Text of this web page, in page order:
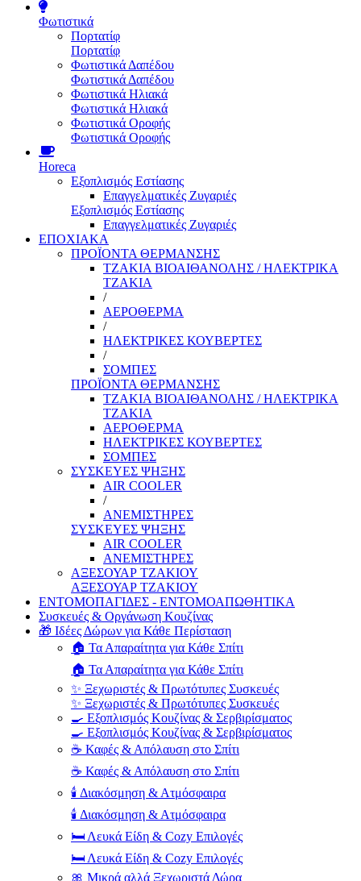
Φωτιστικά
Πορτατίφ
Πορτατίφ
Φωτιστικά Δαπέδου
Φωτιστικά Δαπέδου
Φωτιστικά Ηλιακά
Φωτιστικά Ηλιακά
Φωτιστικά Οροφής
Φωτιστικά Οροφής
Horeca
Εξοπλισμός Εστίασης
Επαγγελματικές Ζυγαριές
Εξοπλισμός Εστίασης
Επαγγελματικές Ζυγαριές
ΕΠΟΧΙΑΚΑ
ΠΡΟΪΟΝΤΑ ΘΕΡΜΑΝΣΗΣ
ΤΖΑΚΙΑ ΒΙΟΑΙΘΑΝΟΛΗΣ / ΗΛΕΚΤΡΙΚΑ
ΤΖΑΚΙΑ
/
ΑΕΡΟΘΕΡΜΑ
/
ΗΛΕΚΤΡΙΚΕΣ ΚΟΥΒΕΡΤΕΣ
/
ΣΟΜΠΕΣ
ΠΡΟΪΟΝΤΑ ΘΕΡΜΑΝΣΗΣ
ΤΖΑΚΙΑ ΒΙΟΑΙΘΑΝΟΛΗΣ / ΗΛΕΚΤΡΙΚΑ
ΤΖΑΚΙΑ
ΑΕΡΟΘΕΡΜΑ
ΗΛΕΚΤΡΙΚΕΣ ΚΟΥΒΕΡΤΕΣ
ΣΟΜΠΕΣ
ΣΥΣΚΕΥΕΣ ΨΗΞΗΣ
AIR COOLER
/
ΑΝΕΜΙΣΤΗΡΕΣ
ΣΥΣΚΕΥΕΣ ΨΗΞΗΣ
AIR COOLER
ΑΝΕΜΙΣΤΗΡΕΣ
ΑΞΕΣΟΥΑΡ ΤΖΑΚΙΟΥ
ΑΞΕΣΟΥΑΡ ΤΖΑΚΙΟΥ
ΕΝΤΟΜΟΠΑΓΙΔΕΣ - ΕΝΤΟΜΟΑΠΩΘΗΤΙΚΑ
Συσκευές & Οργάνωση Κουζίνας
🎁 Ιδέες Δώρων για Κάθε Περίσταση
🏠 Τα Απαραίτητα για Κάθε Σπίτι
🏠 Τα Απαραίτητα για Κάθε Σπίτι
✨ Ξεχωριστές & Πρωτότυπες Συσκευές
✨ Ξεχωριστές & Πρωτότυπες Συσκευές
🍳 Εξοπλισμός Κουζίνας & Σερβιρίσματος
🍳 Εξοπλισμός Κουζίνας & Σερβιρίσματος
☕ Καφές & Απόλαυση στο Σπίτι
☕ Καφές & Απόλαυση στο Σπίτι
🕯️ Διακόσμηση & Ατμόσφαιρα
🕯️ Διακόσμηση & Ατμόσφαιρα
🛏️ Λευκά Είδη & Cozy Επιλογές
🛏️ Λευκά Είδη & Cozy Επιλογές
🎀 Μικρά αλλά Ξεχωριστά Δώρα